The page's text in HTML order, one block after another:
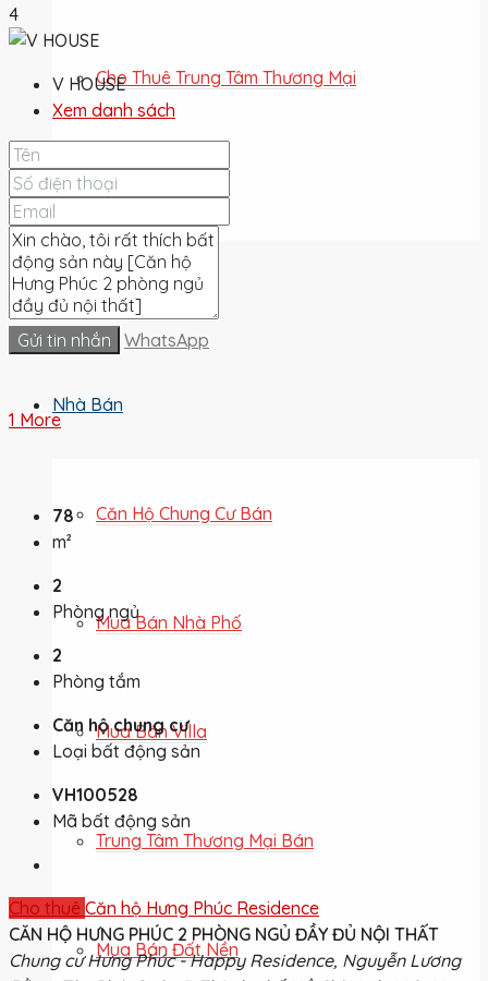
Cho Thuê Trung Tâm Thương Mại
Cho Thuê Đất
Cho Thuê
Nhà Bán
Căn Hộ Chung Cư Bán
Mua Bán Nhà Phố
Mua Bán Villa
Trung Tâm Thương Mại Bán
Mua Bán Đất Nền
4
V HOUSE
Xem danh sách
Gửi tin nhắn WhatsApp
1 More
78
m²
2
Phòng ngủ
2
Phòng tắm
Căn hộ chung cư
Loại bất động sản
VH100528
Mã bất động sản
Cho thuê Căn hộ Hưng Phúc Residence
CĂN HỘ HƯNG PHÚC 2 PHÒNG NGỦ ĐẦY ĐỦ NỘI THẤT
Chung cư Hưng Phúc - Happy Residence, Nguyễn Lương